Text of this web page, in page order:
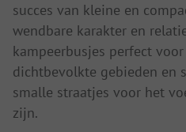
succes van kleine en
wendbare karakter en
kampeerbusjes perfect
dichtbevolkte gebieden en
smalle straatjes voor het
zijn.